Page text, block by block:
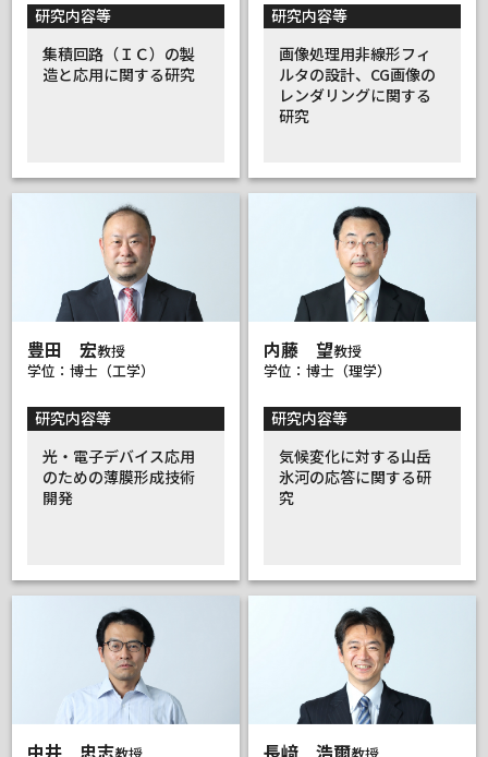
研究内容等
集積回路（ＩＣ）の製
造と応用に関する研究
研究内容等
画像処理用非線形フィ
ルタの設計、CG画像の
レンダリングに関する
研究
豊田 宏教授
学位：博士（工学）
研究内容等
光・電子デバイス応用
のための薄膜形成技術
開発
内藤 望教授
学位：博士（理学）
研究内容等
気候変化に対する山岳
氷河の応答に関する研
究
中井 忠志 長﨑 浩爾